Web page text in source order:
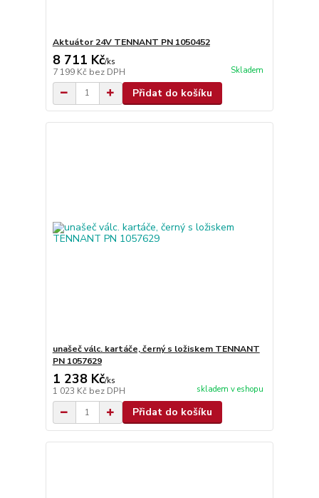
Aktuátor 24V TENNANT PN 1050452
8 711 Kč/ks
7 199 Kč bez DPH Skladem
Přidat do košíku
unašeč válc. kartáče, černý s ložiskem TENNANT
PN 1057629
1 238 Kč/ks
1 023 Kč bez DPH skladem v eshopu
Přidat do košíku